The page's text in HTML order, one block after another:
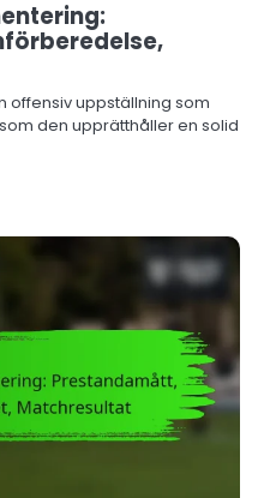
uppställning som
den upprätthåller en solid